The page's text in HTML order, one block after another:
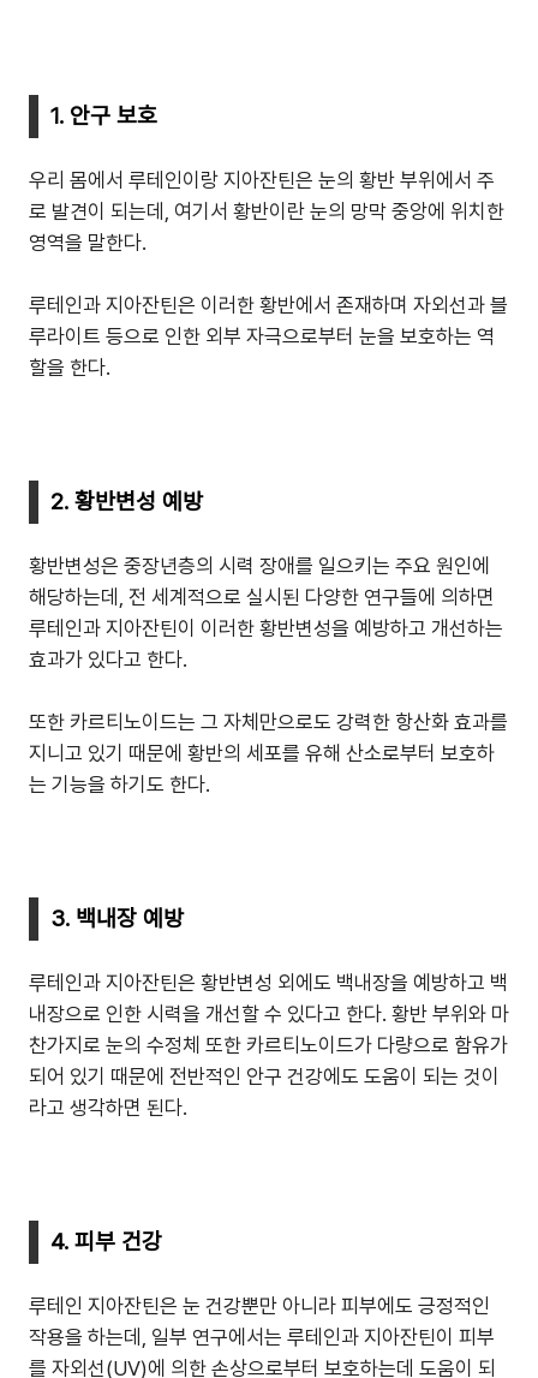
1. 안구 보호
우리 몸에서 루테인이랑 지아잔틴은 눈의 황반 부위에서 주
로 발견이 되는데, 여기서 황반이란 눈의 망막 중앙에 위치한
영역을 말한다.
루테인과 지아잔틴은 이러한 황반에서 존재하며 자외선과 블
루라이트 등으로 인한 외부 자극으로부터 눈을 보호하는 역
할을 한다.
2. 황반변성 예방
황반변성은 중장년층의 시력 장애를 일으키는 주요 원인에
해당하는데, 전 세계적으로 실시된 다양한 연구들에 의하면
루테인과 지아잔틴이 이러한 황반변성을 예방하고 개선하는
효과가 있다고 한다.
또한 카르티노이드는 그 자체만으로도 강력한 항산화 효과를
지니고 있기 때문에 황반의 세포를 유해 산소로부터 보호하
는 기능을 하기도 한다.
3. 백내장 예방
루테인과 지아잔틴은 황반변성 외에도 백내장을 예방하고 백
내장으로 인한 시력을 개선할 수 있다고 한다. 황반 부위와 마
찬가지로 눈의 수정체 또한 카르티노이드가 다량으로 함유가
되어 있기 때문에 전반적인 안구 건강에도 도움이 되는 것이
라고 생각하면 된다.
4. 피부 건강
루테인 지아잔틴은 눈 건강뿐만 아니라 피부에도 긍정적인
작용을 하는데, 일부 연구에서는 루테인과 지아잔틴이 피부
를 자외선(UV)에 의한 손상으로부터 보호하는데 도움이 되